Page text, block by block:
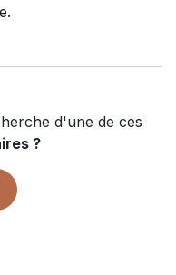
.
d'une de ces
?